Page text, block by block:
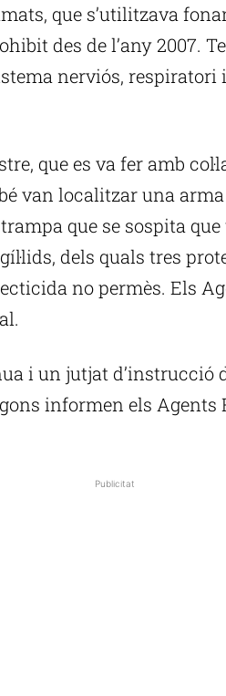
que s’utilitzava
des de l’any 2007.
nerviós, respiratori
que es va fer amb
van localitzar una arma
que se sospita
dels quals tres
no permès. Els
i un jutjat d’instrucció
informen els Agents
Publicitat